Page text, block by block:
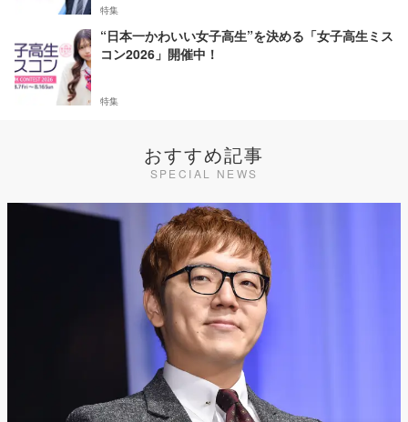
特集
“日本一かわいい女子高生”を決める「女子高生ミス
コン2026」開催中！
特集
おすすめ記事
SPECIAL NEWS